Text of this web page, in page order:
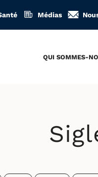
Médias
QUI SOMMES-